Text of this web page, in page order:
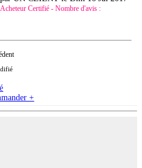
Acheteur Certifié - Nombre d'avis :
+